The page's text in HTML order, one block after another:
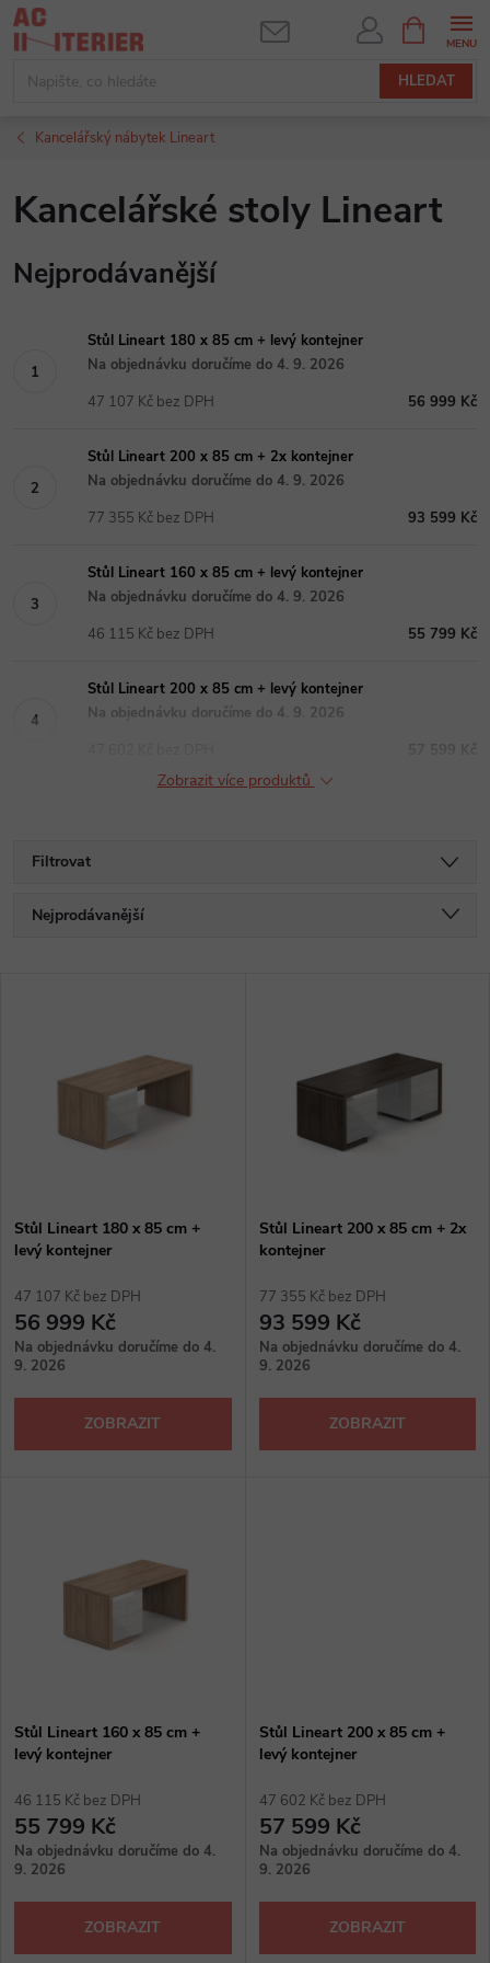
Přejít
na
HLEDAT
NÁKUPNÍ
KOŠÍK
Kancelářský nábytek Lineart
Kancelářské stoly Lineart
Nejprodávanější
Stůl Lineart 180 x 85 cm + levý kontejner
Na objednávku doručíme do 4. 9. 2026
56 999 Kč
47 107 Kč bez DPH
Stůl Lineart 200 x 85 cm + 2x kontejner
Na objednávku doručíme do 4. 9. 2026
93 599 Kč
77 355 Kč bez DPH
Stůl Lineart 160 x 85 cm + levý kontejner
Na objednávku doručíme do 4. 9. 2026
55 799 Kč
46 115 Kč bez DPH
Stůl Lineart 200 x 85 cm + levý kontejner
Na objednávku doručíme do 4. 9. 2026
Zobrazit více produktů
Filtrovat
Ř
p
r
o
d
u
Nejprodávanější
s
p
r
o
d
Stůl Lineart 180 x 85 cm +
levý kontejner
47 107 Kč bez DPH
56 999 Kč
Na objednávku doručíme do 4.
9. 2026
ZOBRAZIT
Stůl Lineart 200 x 85 cm + 2x
kontejner
77 355 Kč bez DPH
93 599 Kč
Na objednávku doručíme do 4.
9. 2026
ZOBRAZIT
Stůl Lineart 160 x 85 cm +
levý kontejner
46 115 Kč bez DPH
55 799 Kč
Na objednávku doručíme do 4.
9. 2026
ZOBRAZIT
Stůl Lineart 200 x 85 cm +
levý kontejner
47 602 Kč bez DPH
57 599 Kč
Na objednávku doručíme do 4.
9. 2026
ZOBRAZIT